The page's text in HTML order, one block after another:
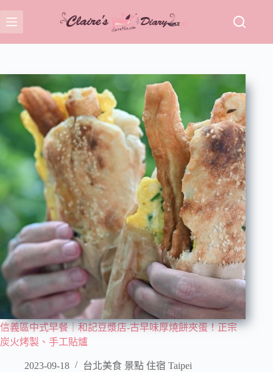
至
主
容
信義區中式早餐｜和記豆漿店-古早味厚燒餅夾蛋！正宗
炭火烤製、手工貼爐
2023-09-18 台北美食 景點 住宿 Taipei